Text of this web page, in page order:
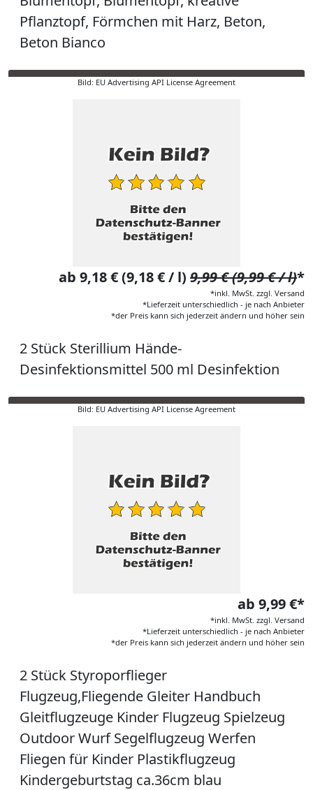
Pflanztopf, Förmchen mit Harz, Beton,
Beton Bianco
Bild: EU Advertising API License Agreement
ab 9,18 € (9,18 € / l) 9,99 € (9,99 € / l)*
*inkl. MwSt. zzgl. Versand
*Lieferzeit unterschiedlich - je nach Anbieter
*der Preis kann sich jederzeit ändern und höher sein
2 Stück Sterillium Hände-
Desinfektionsmittel 500 ml Desinfektion
Bild: EU Advertising API License Agreement
ab 9,99 €*
*inkl. MwSt. zzgl. Versand
*Lieferzeit unterschiedlich - je nach Anbieter
*der Preis kann sich jederzeit ändern und höher sein
2 Stück Styroporflieger
Flugzeug,Fliegende Gleiter Handbuch
Gleitflugzeuge Kinder Flugzeug Spielzeug
Outdoor Wurf Segelflugzeug Werfen
Fliegen für Kinder Plastikflugzeug
Kindergeburtstag ca.36cm blau